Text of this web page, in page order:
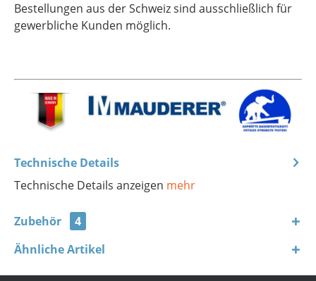
Bestellungen aus der Schweiz sind ausschließlich für
gewerbliche Kunden möglich.
Technische Details
Technische Details anzeigen mehr
Zubehör
4
Ähnliche Artikel